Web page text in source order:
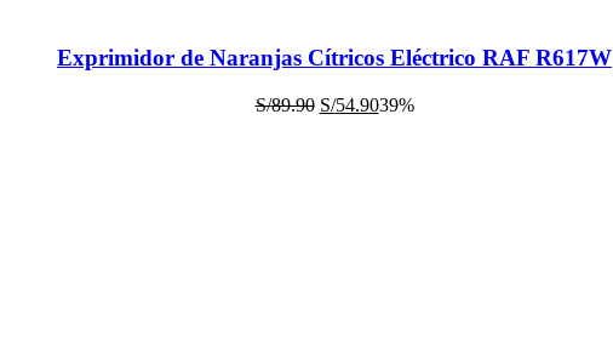
Exprimidor de Naranjas Cítricos Eléctrico RAF R617W
S/89.90 S/54.9039%